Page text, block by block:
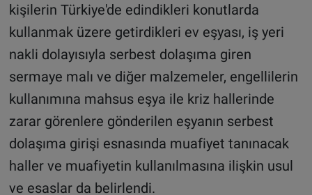
kişilerin Türkiye'de edindikleri konutlarda
kullanmak üzere getirdikleri ev eşyası, iş yeri
nakli dolayısıyla serbest dolaşıma giren
sermaye malı ve diğer malzemeler, engellilerin
kullanımına mahsus eşya ile kriz hallerinde
zarar görenlere gönderilen eşyanın serbest
dolaşıma girişi esnasında muafiyet tanınacak
haller ve muafiyetin kullanılmasına ilişkin usul
ve esaslar da belirlendi.